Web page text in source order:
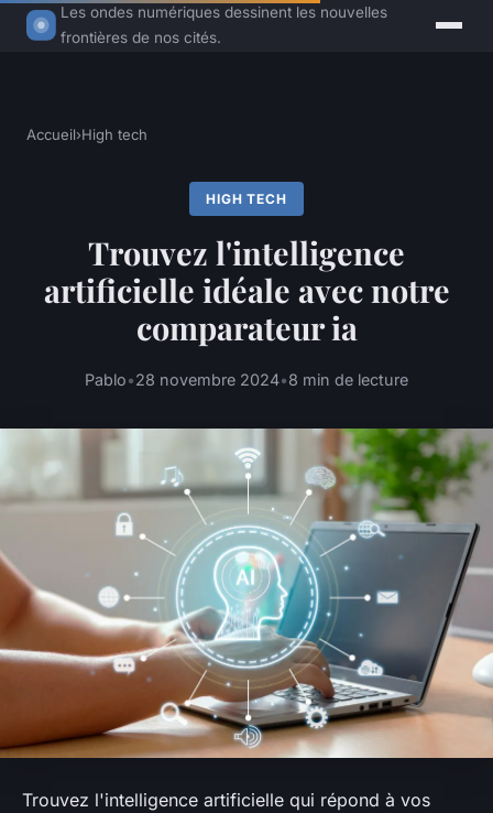
Les ondes numériques dessinent les nouvelles
frontières de nos cités.
Accueil›High tech
HIGH TECH
Trouvez l'intelligence
artificielle idéale avec notre
comparateur ia
Pablo•28 novembre 2024•8 min de lecture
Trouvez l'intelligence artificielle qui répond à vos